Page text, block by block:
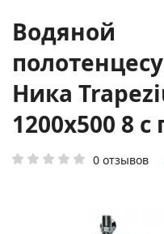
Водяной
Ника
1200x500 8
0 отзывов